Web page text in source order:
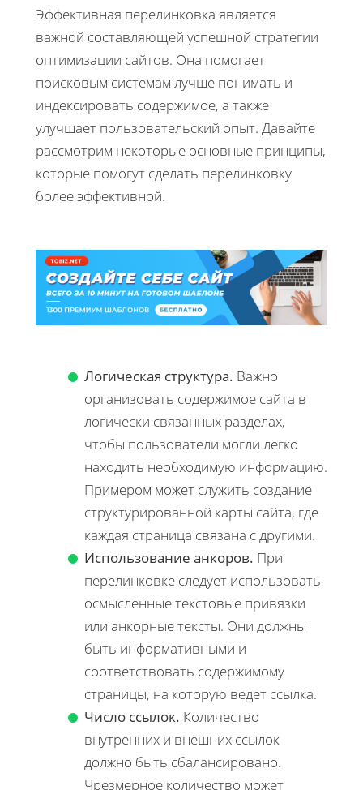
Эффективная перелинковка является
важной составляющей успешной стратегии
оптимизации сайтов. Она помогает
поисковым системам лучше понимать и
индексировать содержимое, а также
улучшает пользовательский опыт. Давайте
рассмотрим некоторые основные принципы,
которые помогут сделать перелинковку
более эффективной.
Логическая структура. Важно
организовать содержимое сайта в
логически связанных разделах,
чтобы пользователи могли легко
находить необходимую информацию.
Примером может служить создание
структурированной карты сайта, где
каждая страница связана с другими.
Использование анкоров. При
перелинковке следует использовать
осмысленные текстовые привязки
или анкорные тексты. Они должны
быть информативными и
соответствовать содержимому
страницы, на которую ведет ссылка.
Число ссылок. Количество
внутренних и внешних ссылок
должно быть сбалансировано.
Чрезмерное количество может